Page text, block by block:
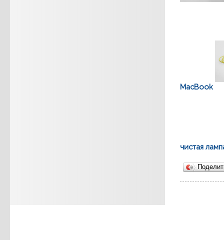
MacBook
чистая